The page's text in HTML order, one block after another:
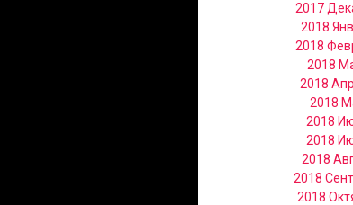
2017
2018
2018
2018
2018
2018
2018
2018
2018
2018
2018